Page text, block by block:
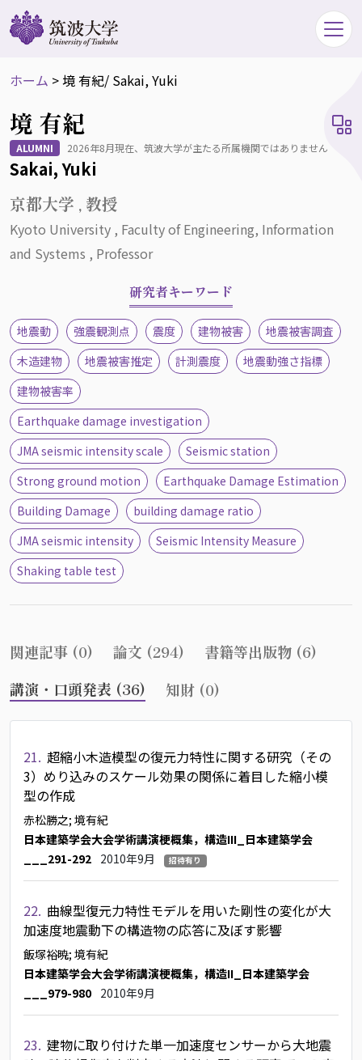
ホーム >境 有紀/ Sakai, Yuki
境 有紀
ALUMNI 2026年8月現在、筑波大学が主たる所属機関ではありません
Sakai, Yuki
京都大学 , 教授
Kyoto University , Faculty of Engineering, Information
and Systems , Professor
研究者キーワード
地震動 強震観測点 震度 建物被害
地震被害調査
木造建物
地震被害推定 計測震度
地震動強さ指標
建物被害率
Earthquake damage investigation
JMA seismic intensity scale
Seismic station
Strong ground motion
Earthquake Damage Estimation
Building Damage
building damage ratio
JMA seismic intensity
Seismic Intensity Measure
Shaking table test
関連記事 (0) 論文 (294)
書籍等出版物 (6)
講演・口頭発表 (36)
知財 (0)
21. 超縮小木造模型の復元力特性に関する研究（その
3）めり込みのスケール効果の関係に着目した縮小模
型の作成
赤松勝之; 境有紀
日本建築学会大会学術講演梗概集，構造III_日本建築学会
___291-292 2010年9月 招待有り
22. 曲線型復元力特性モデルを用いた剛性の変化が大
加速度地震動下の構造物の応答に及ぼす影響
飯塚裕暁; 境有紀
日本建築学会大会学術講演梗概集，構造II_日本建築学会
___979-980 2010年9月
23. 建物に取り付けた単一加速度センサーから大地震